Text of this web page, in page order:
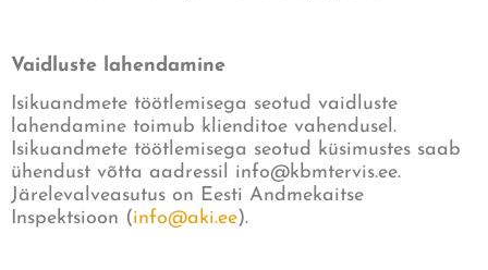
Vaidluste lahendamine
Isikuandmete töötlemisega seotud vaidluste
lahendamine toimub klienditoe vahendusel.
Isikuandmete töötlemisega seotud küsimustes saab
ühendust võtta aadressil info@kbmtervis.ee.
Järelevalveasutus on Eesti Andmekaitse
Inspektsioon (info@aki.ee).